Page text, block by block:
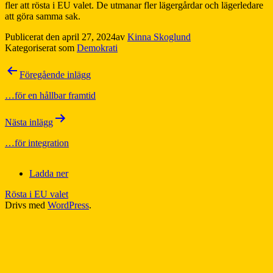
fler att rösta i EU valet. De utmanar fler lägergårdar och lägerledare
att göra samma sak.
Publicerat den april 27, 2024av Kinna Skoglund
Kategoriserat som Demokrati
Inläggsnavigering
Föregående inlägg
…för en hållbar framtid
Nästa inlägg
…för integration
Ladda ner
Rösta i EU valet
Drivs med WordPress.